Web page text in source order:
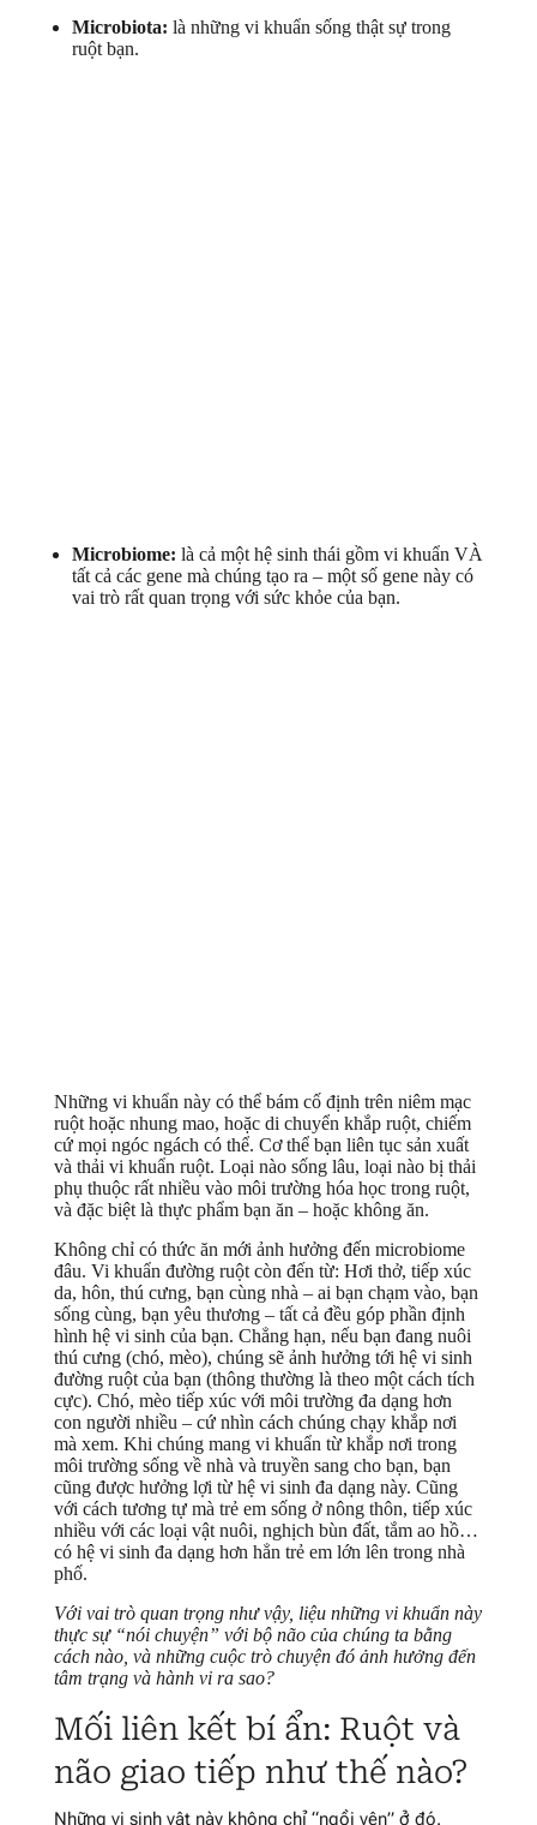
Microbiota: là những vi khuẩn sống thật sự trong
ruột bạn.
Microbiome: là cả một hệ sinh thái gồm vi khuẩn VÀ
tất cả các gene mà chúng tạo ra – một số gene này có
vai trò rất quan trọng với sức khỏe của bạn.
Những vi khuẩn này có thể bám cố định trên niêm mạc
ruột hoặc nhung mao, hoặc di chuyển khắp ruột, chiếm
cứ mọi ngóc ngách có thể. Cơ thể bạn liên tục sản xuất
và thải vi khuẩn ruột. Loại nào sống lâu, loại nào bị thải
phụ thuộc rất nhiều vào môi trường hóa học trong ruột,
và đặc biệt là thực phẩm bạn ăn – hoặc không ăn.
Không chỉ có thức ăn mới ảnh hưởng đến microbiome
đâu. Vi khuẩn đường ruột còn đến từ: Hơi thở, tiếp xúc
da, hôn, thú cưng, bạn cùng nhà – ai bạn chạm vào, bạn
sống cùng, bạn yêu thương – tất cả đều góp phần định
hình hệ vi sinh của bạn. Chẳng hạn, nếu bạn đang nuôi
thú cưng (chó, mèo), chúng sẽ ảnh hưởng tới hệ vi sinh
đường ruột của bạn (thông thường là theo một cách tích
cực). Chó, mèo tiếp xúc với môi trường đa dạng hơn
con người nhiều – cứ nhìn cách chúng chạy khắp nơi
mà xem. Khi chúng mang vi khuẩn từ khắp nơi trong
môi trường sống về nhà và truyền sang cho bạn, bạn
cũng được hưởng lợi từ hệ vi sinh đa dạng này. Cũng
với cách tương tự mà trẻ em sống ở nông thôn, tiếp xúc
nhiều với các loại vật nuôi, nghịch bùn đất, tắm ao hồ…
có hệ vi sinh đa dạng hơn hẳn trẻ em lớn lên trong nhà
phố.
Với vai trò quan trọng như vậy, liệu những vi khuẩn này
thực sự “nói chuyện” với bộ não của chúng ta bằng
cách nào, và những cuộc trò chuyện đó ảnh hưởng đến
tâm trạng và hành vi ra sao?
Mối liên kết bí ẩn: Ruột và
não giao tiếp như thế nào?
Những vi sinh vật này không chỉ “ngồi yên” ở đó.